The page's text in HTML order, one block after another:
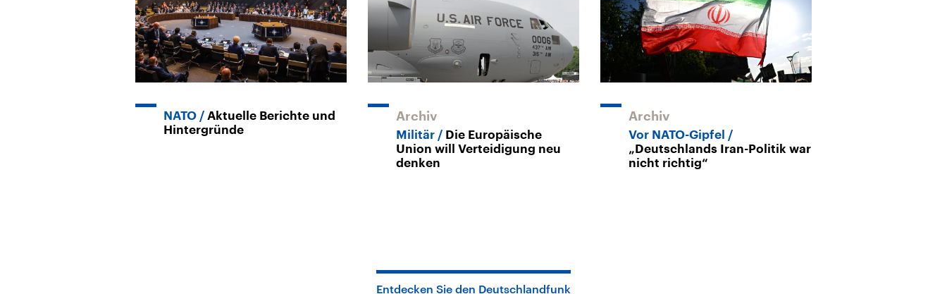
NATO
Aktuelle Berichte und
Hintergründe
Archiv
Militär
Die Europäische
Union will Verteidigung neu
denken
Archiv
Vor NATO-Gipfel
„Deutschlands Iran-Politik war
nicht richtig“
Entdecken Sie den Deutschlandfunk